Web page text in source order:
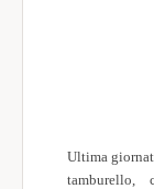
Ultima
tamburello,